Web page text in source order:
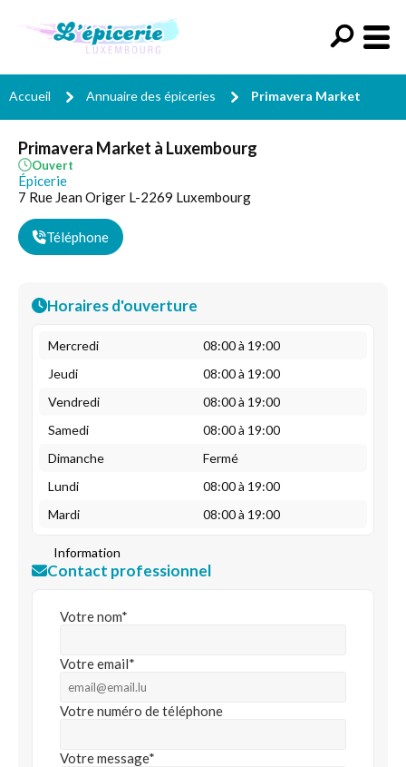
Accueil Annuaire des épiceries Primavera Market
Primavera Market à Luxembourg
Ouvert
Épicerie
7 Rue Jean Origer L-2269 Luxembourg
Téléphone
Horaires d'ouverture
Mercredi
08:00 à 19:00
Jeudi
08:00 à 19:00
Vendredi
08:00 à 19:00
Samedi
08:00 à 19:00
Dimanche
Fermé
Lundi
08:00 à 19:00
Mardi
08:00 à 19:00
Information
Contact professionnel
Votre nom*
Votre email*
Votre numéro de téléphone
Votre message*